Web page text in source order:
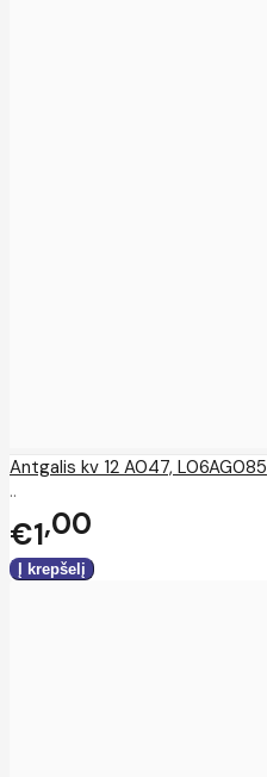
Antgalis kv 12 A047, L06AG085
..
€1 00